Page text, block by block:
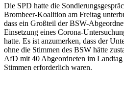
Die SPD hatte die
Brombeer-Koalition am Freitag
dass ein Großteil der BSW-
Einsetzung eines Corona-
hatte. Es ist anzumerken, dass der
ohne die Stimmen des BSW hätte
AfD mit 40 Abgeordneten im
Stimmen erforderlich waren.